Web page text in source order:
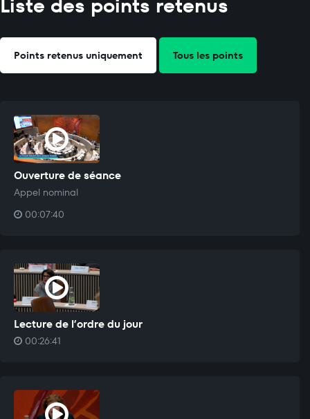
Liste des points retenus
Points retenus uniquement Tous les points
Ouverture de séance
Appel nominal
00:07:40
Lecture de l’ordre du jour
00:26:41